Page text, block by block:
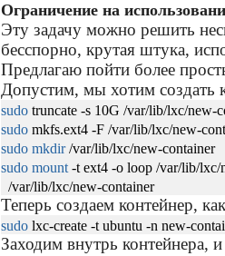
Ограничение на
Эту задачу можно решить
бесспорно, крутая штука,
Предлагаю пойти более
Допустим, мы хотим создать
sudo truncate -s 10G /var/lib/lxc/new-
sudo mkfs.ext4 -F /var/lib/lxc/new-
sudo mkdir/var/lib/lxc/new-container
sudo mount -t ext4 -o loop /var/lib/lxc/
/var/lib/lxc/new-container
Теперь создаем контейнер,
sudo lxc-create -t ubuntu -n new-
Заходим внутрь контейнера, и